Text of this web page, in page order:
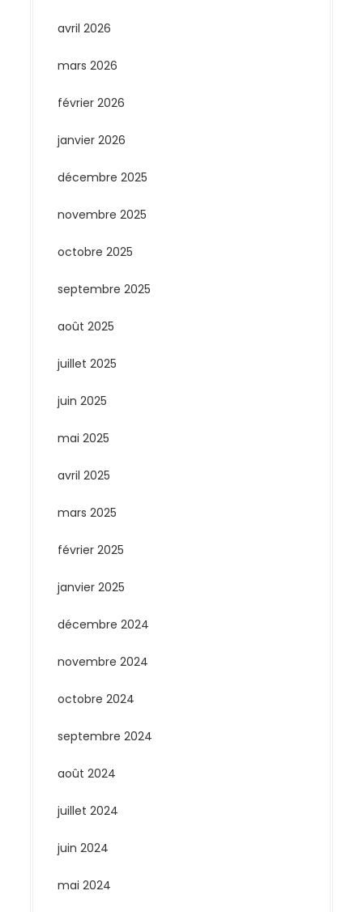
avril 2026
mars 2026
février 2026
janvier 2026
décembre 2025
novembre 2025
octobre 2025
septembre 2025
août 2025
juillet 2025
juin 2025
mai 2025
avril 2025
mars 2025
février 2025
janvier 2025
décembre 2024
novembre 2024
octobre 2024
septembre 2024
août 2024
juillet 2024
juin 2024
mai 2024